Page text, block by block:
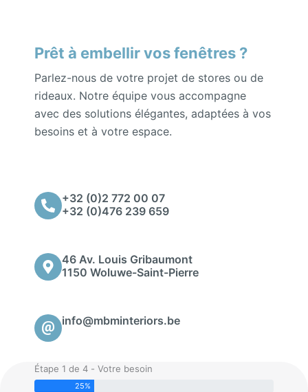
Prêt à embellir vos fenêtres ?
Parlez-nous de votre projet de stores ou de
rideaux. Notre équipe vous accompagne
avec des solutions élégantes, adaptées à vos
besoins et à votre espace.
+32 (0)2 772 00 07
+32 (0)476 239 659
46 Av. Louis Gribaumont
1150 Woluwe-Saint-Pierre
info@mbminteriors.be
Étape 1 de 4 - Votre besoin
25%